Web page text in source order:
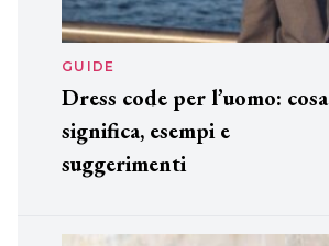
GUIDE
Dress code per l’uomo: cosa
significa, esempi e
suggerimenti